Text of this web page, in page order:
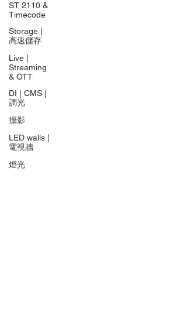
ST 2110 &
Timecode
Storage |
高速儲存
Live |
Streaming
& OTT
DI | CMS |
調光
攝影
LED walls |
電視牆
燈光